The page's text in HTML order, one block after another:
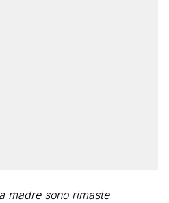
madre sono rimaste